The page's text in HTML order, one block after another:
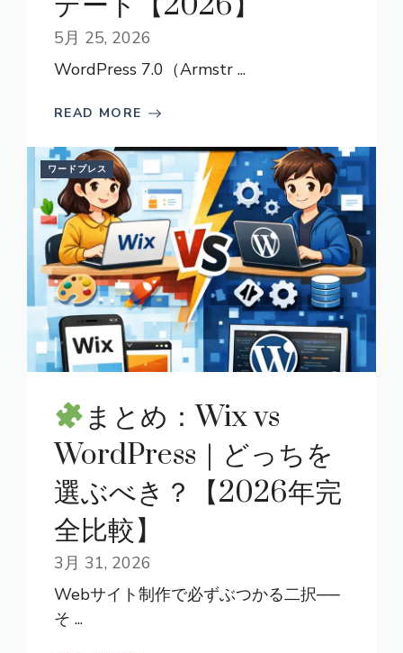
5月 25, 2026
WordPress 7.0（Armstr ...
READ MORE
ワードプレス
まとめ：Wix vs
WordPress｜どっちを
選ぶべき？【2026年完
全比較】
3月 31, 2026
Webサイト制作で必ずぶつかる二択──
そ ...